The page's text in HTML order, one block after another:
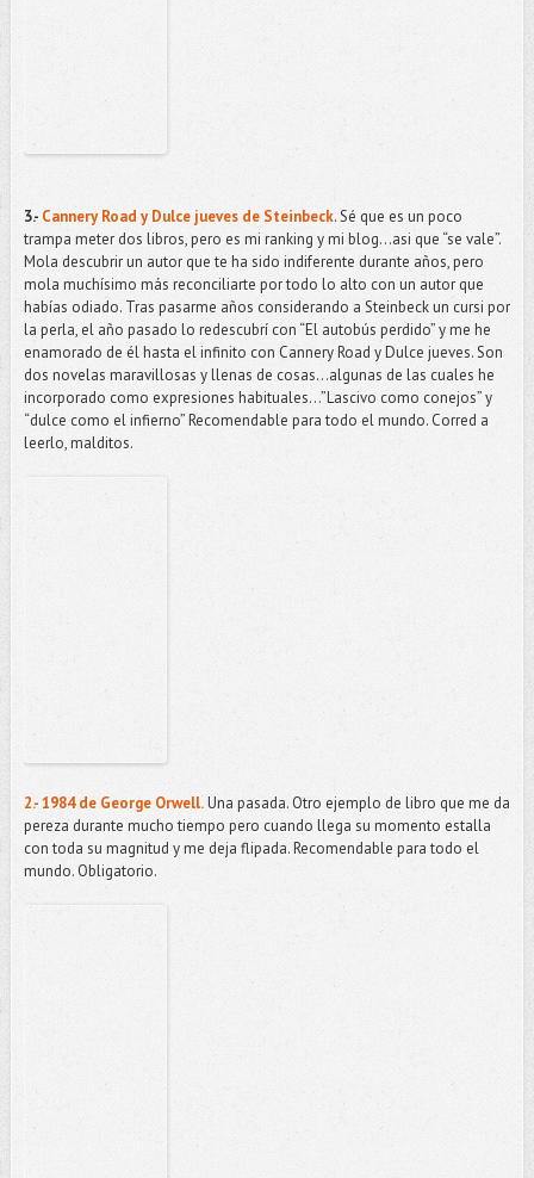
3.- Cannery Road y Dulce jueves de Steinbeck. Sé que es un poco
trampa meter dos libros, pero es mi ranking y mi blog...asi que “se vale”.
Mola descubrir un autor que te ha sido indiferente durante años, pero
mola muchísimo más reconciliarte por todo lo alto con un autor que
habías odiado. Tras pasarme años considerando a Steinbeck un cursi por
la perla, el año pasado lo redescubrí con “El autobús perdido” y me he
enamorado de él hasta el infinito con Cannery Road y Dulce jueves. Son
dos novelas maravillosas y llenas de cosas...algunas de las cuales he
incorporado como expresiones habituales…”Lascivo como conejos” y
“dulce como el infierno” Recomendable para todo el mundo. Corred a
leerlo, malditos.
2.- 1984 de George Orwell.Una pasada. Otro ejemplo de libro que me da
pereza durante mucho tiempo pero cuando llega su momento estalla
con toda su magnitud y me deja flipada. Recomendable para todo el
mundo. Obligatorio.